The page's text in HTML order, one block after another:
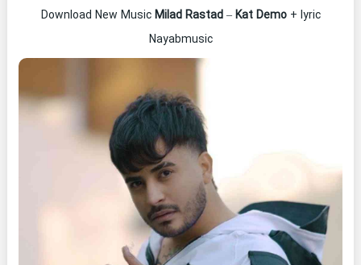
Download New Music Milad Rastad– Kat Demo+ lyric
Nayabmusic